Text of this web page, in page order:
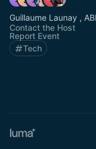
Guillaume Launay ,
Contact the Host
Report Event
Tech